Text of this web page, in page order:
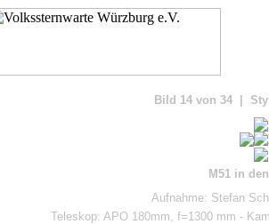
Bild 14 von 34 |
M51 in
Aufnahme: Stefan
Teleskop: APO 180mm, f=1300 mm -